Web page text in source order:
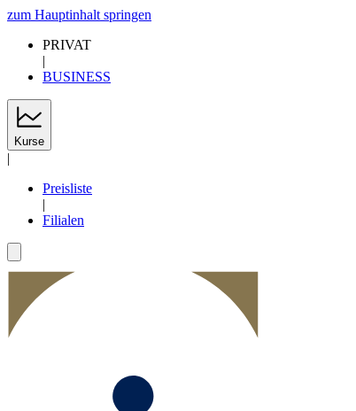
zum Hauptinhalt springen
PRIVAT
|
BUSINESS
Kurse
|
Preisliste
|
Filialen